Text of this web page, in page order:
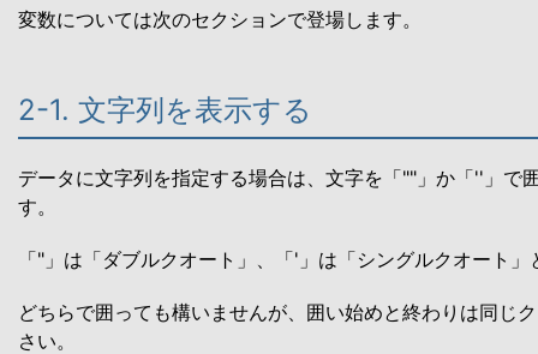
変数については次のセクションで登場します。
2-1. 文字列を表示する
データに文字列を指定する場合は、文字を「""」か「''」で
す。
「"」は「ダブルクオート」、「'」は「シングルクオート」
どちらで囲っても構いませんが、囲い始めと終わりは同じ
さい。